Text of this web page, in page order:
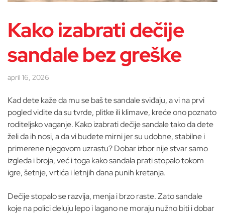
Kako izabrati dečije
sandale bez greške
april 16, 2026
Kad dete kaže da mu se baš te sandale sviđaju, a vi na prvi
pogled vidite da su tvrde, plitke ili klimave, kreće ono poznato
roditeljsko vaganje. Kako izabrati dečije sandale tako da dete
želi da ih nosi, a da vi budete mirni jer su udobne, stabilne i
primerene njegovom uzrastu? Dobar izbor nije stvar samo
izgleda i broja, već i toga kako sandala prati stopalo tokom
igre, šetnje, vrtića i letnjih dana punih kretanja.
Dečije stopalo se razvija, menja i brzo raste. Zato sandale
koje na polici deluju lepo i lagano ne moraju nužno biti i dobar